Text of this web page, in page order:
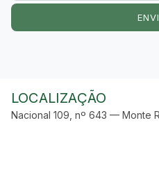
LOCALIZAÇÃO
Nacional 109, nº 643 — Monte